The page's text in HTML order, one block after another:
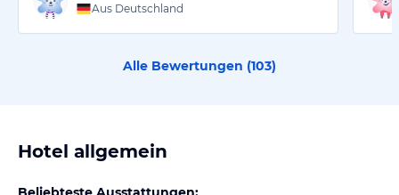
Aus Deutschland
Alle Bewertungen (103)
Hotel allgemein